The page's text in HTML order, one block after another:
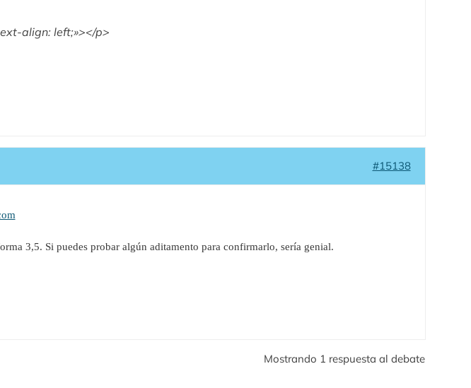
align: left;»></p>
#15138
3,5. Si puedes probar algún aditamento para confirmarlo, sería genial.
Mostrando 1 respuesta al debate